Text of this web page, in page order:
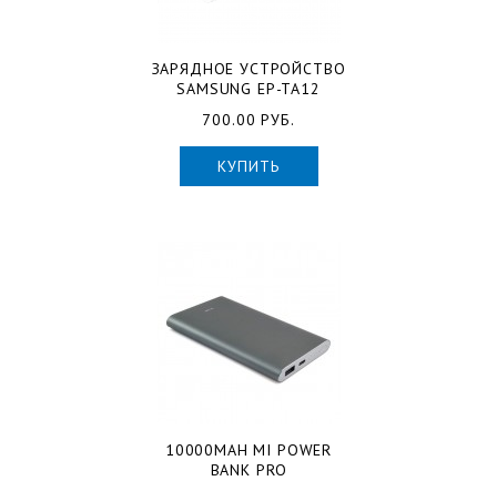
ЗАРЯДНОЕ УСТРОЙСТВО
SAMSUNG EP-TA12
700.00 РУБ.
КУПИТЬ
10000MAH MI POWER
BANK PRO